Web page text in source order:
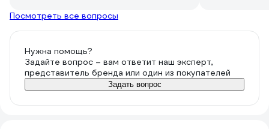
Посмотреть все вопросы
Нужна помощь?
Задайте вопрос – вам ответит наш эксперт,
представитель бренда или один из покупателей
Задать вопрос